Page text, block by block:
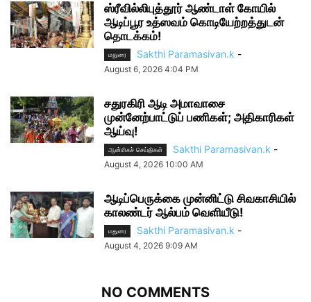
ஸ்ரீவில்லிபுத்தூர் ஆண்டாள் கோயில்
ஆடிப்பூர உத்ஸவம் கொடியேற்றத்துடன்
தொடக்கம்!
மதுரை Sakthi Paramasivan.k -
August 6, 2026 4:04 PM
சதுரகிரி ஆடி அமாவாசை
முன்னேற்பாட்டுப் பணிகள்; அதிகாரிகள்
ஆய்வு!
ஆன்மிகச் செய்திகள் Sakthi Paramasivan.k -
August 4, 2026 10:00 AM
ஆடிப்பெருக்கை முன்னிட்டு சிவகாசியில்
காலண்டர் ஆல்பம் வெளியீடு!
மதுரை Sakthi Paramasivan.k -
August 4, 2026 9:09 AM
NO COMMENTS